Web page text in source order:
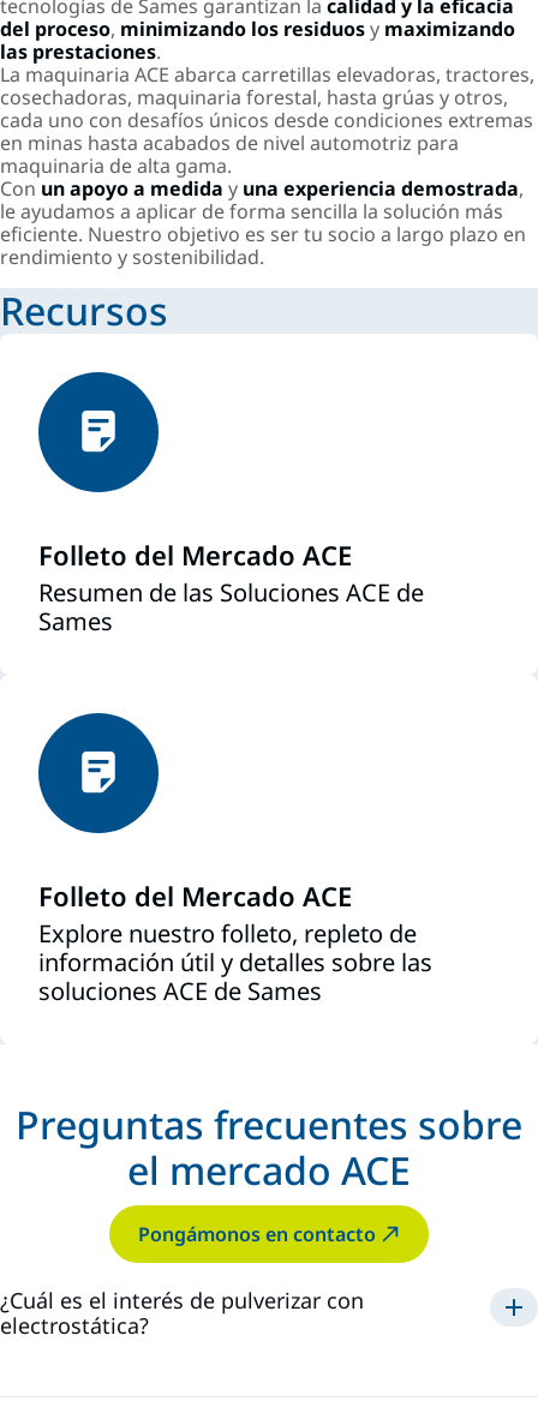
tecnologías de Sames garantizan la calidad y la eficacia
del proceso, minimizando los residuosy maximizando
las prestaciones.
La maquinaria ACE abarca carretillas elevadoras, tractores,
cosechadoras, maquinaria forestal, hasta grúas y otros,
cada uno con desafíos únicos desde condiciones extremas
en minas hasta acabados de nivel automotriz para
maquinaria de alta gama.
Con un apoyo a medida y una experiencia demostrada,
le ayudamos a aplicar de forma sencilla la solución más
eficiente. Nuestro objetivo es ser tu socio a largo plazo en
rendimiento y sostenibilidad.
Recursos
Folleto del Mercado ACE
Resumen de las Soluciones ACE de
Sames
Folleto del Mercado ACE
Explore nuestro folleto, repleto de
información útil y detalles sobre las
soluciones ACE de Sames
Preguntas frecuentes sobre
el mercado ACE
Pongámonos en contacto
¿Cuál es el interés de pulverizar con
electrostática?